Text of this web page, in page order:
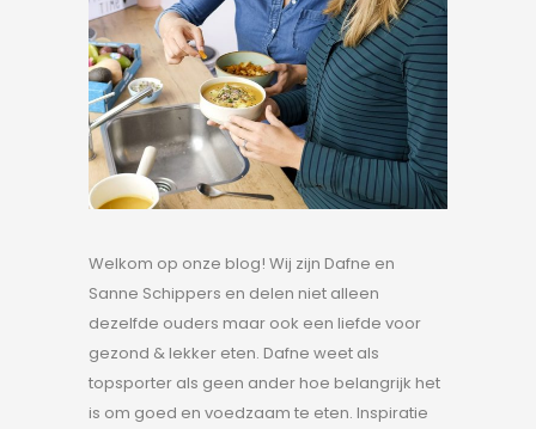
Welkom op onze blog! Wij zijn Dafne en
Sanne Schippers en delen niet alleen
dezelfde ouders maar ook een liefde voor
gezond & lekker eten. Dafne weet als
topsporter als geen ander hoe belangrijk het
is om goed en voedzaam te eten. Inspiratie